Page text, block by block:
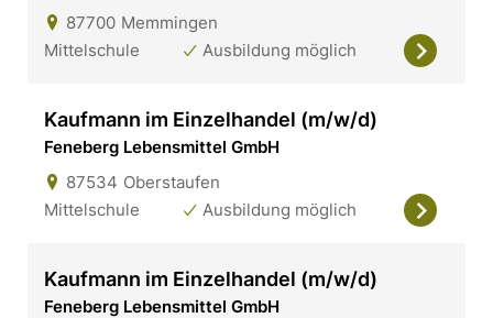
87700 Memmingen
Mittelschule
Ausbildung möglich
Kaufmann im Einzelhandel (m/w/d)
Feneberg Lebensmittel GmbH
87534 Oberstaufen
Mittelschule
Ausbildung möglich
Kaufmann im Einzelhandel (m/w/d)
Feneberg Lebensmittel GmbH